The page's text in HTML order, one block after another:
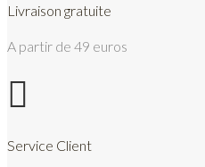
Livraison gratuite
A partir de 49 euros

Service Client